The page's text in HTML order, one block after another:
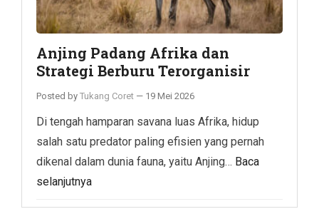
Anjing Padang Afrika dan
Strategi Berburu Terorganisir
Posted by Tukang Coret — 19 Mei 2026
Di tengah hamparan savana luas Afrika, hidup
salah satu predator paling efisien yang pernah
dikenal dalam dunia fauna, yaitu Anjing… Baca
selanjutnya